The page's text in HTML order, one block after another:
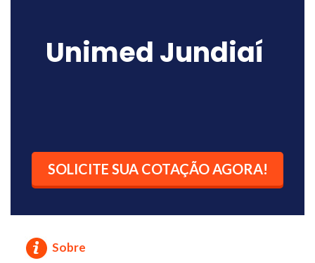
Unimed Jundiaí
SOLICITE SUA COTAÇÃO AGORA!
Sobre